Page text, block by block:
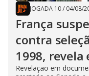
JOGADA 10/ 04/08/
França
contra
1998,
Revelação em